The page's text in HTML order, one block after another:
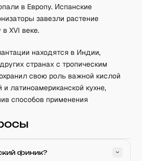
в Европу. Испанские
завезли растение
XVI веке.
находятся в Индии,
странах с тропическим
свою роль важной кислой
и латиноамериканской кухне,
способов применения
финик?